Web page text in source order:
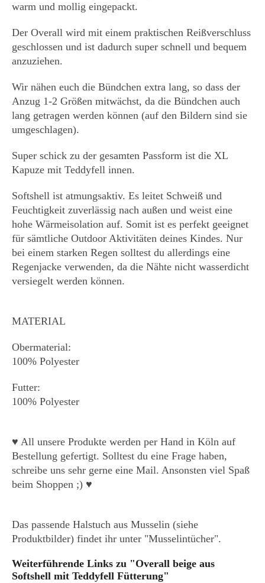
warm und mollig eingepackt.
Der Overall wird mit einem praktischen Reißverschluss
geschlossen und ist dadurch super schnell und bequem
anzuziehen.
Wir nähen euch die Bündchen extra lang, so dass der
Anzug 1-2 Größen mitwächst, da die Bündchen auch
lang getragen werden können (auf den Bildern sind sie
umgeschlagen).
Super schick zu der gesamten Passform ist die XL
Kapuze mit Teddyfell innen.
Softshell ist atmungsaktiv. Es leitet Schweiß und
Feuchtigkeit zuverlässig nach außen und weist eine
hohe Wärmeisolation auf. Somit ist es perfekt geeignet
für sämtliche Outdoor Aktivitäten deines Kindes. Nur
bei einem starken Regen solltest du allerdings eine
Regenjacke verwenden, da die Nähte nicht wasserdicht
versiegelt werden können.
MATERIAL
Obermaterial:
100% Polyester
Futter:
100% Polyester
♥ All unsere Produkte werden per Hand in Köln auf
Bestellung gefertigt. Solltest du eine Frage haben,
schreibe uns sehr gerne eine Mail. Ansonsten viel Spaß
beim Shoppen ;) ♥
Das passende Halstuch aus Musselin (siehe
Produktbilder) findet ihr unter "Musselintücher".
Weiterführende Links zu "Overall beige aus
Softshell mit Teddyfell Fütterung"